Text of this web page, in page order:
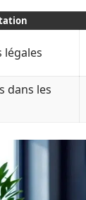
légales
dans les